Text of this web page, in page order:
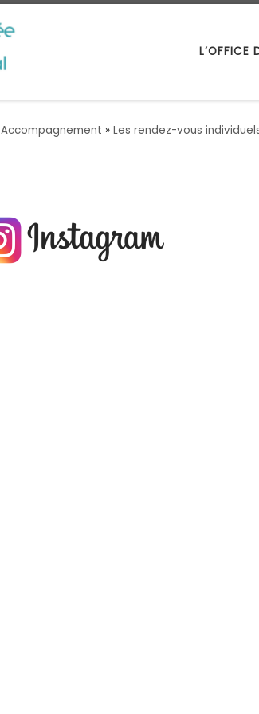
L’OFFICE
Accompagnement » Les rendez-vous